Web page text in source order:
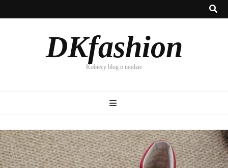
DKfashion
Kobiecy blog o modzie